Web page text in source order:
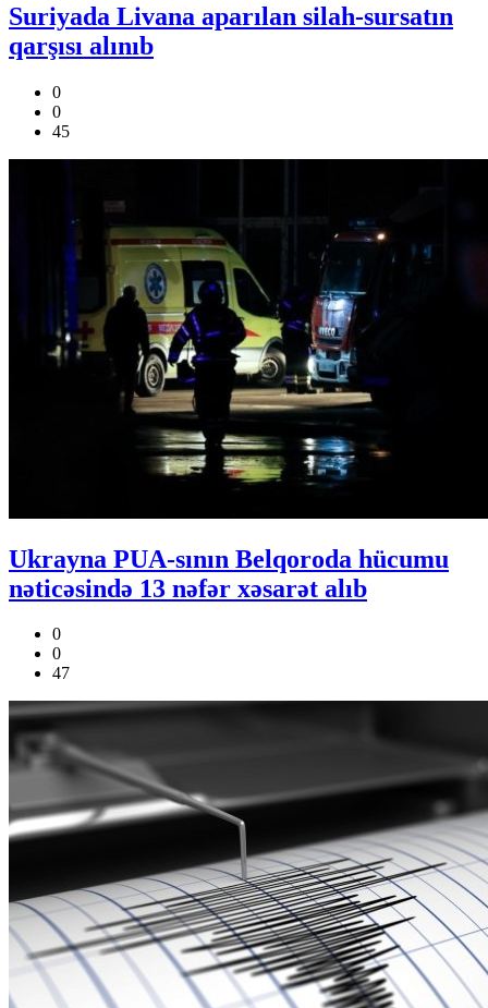
Suriyada Livana aparılan silah-sursatın
qarşısı alınıb
0
0
45
Ukrayna PUA-sının Belqoroda hücumu
nəticəsində 13 nəfər xəsarət alıb
0
0
47